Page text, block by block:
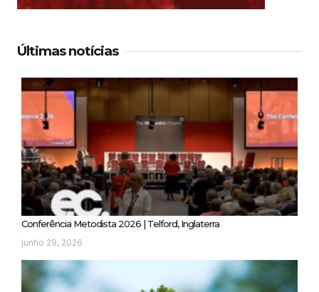
Últimas notícias
Conferência Metodista 2026 | Telford, Inglaterra
junho 29, 2026